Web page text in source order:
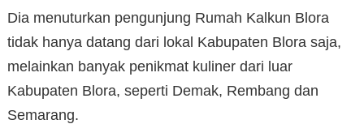
Dia menuturkan pengunjung Rumah Kalkun Blora
tidak hanya datang dari lokal Kabupaten Blora saja,
melainkan banyak penikmat kuliner dari luar
Kabupaten Blora, seperti Demak, Rembang dan
Semarang.